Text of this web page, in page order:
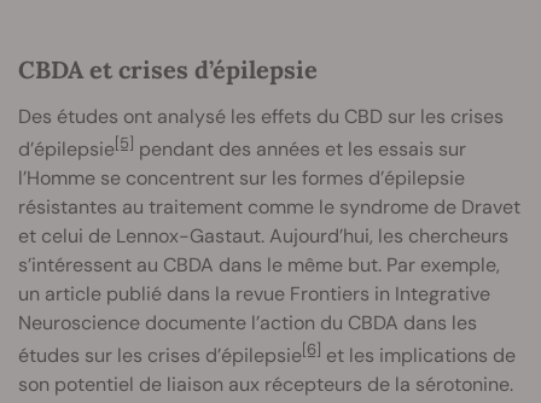
CBDA et crises d’épilepsie
Des études ont analysé les effets du CBD sur les crises
d’épilepsie[5] pendant des années et les essais sur
l’Homme se concentrent sur les formes d’épilepsie
résistantes au traitement comme le syndrome de Dravet
et celui de Lennox-Gastaut. Aujourd’hui, les chercheurs
s’intéressent au CBDA dans le même but. Par exemple,
un article publié dans la revue Frontiers in Integrative
Neuroscience documente l’action du CBDA dans les
études sur les crises d’épilepsie[6] et les implications de
son potentiel de liaison aux récepteurs de la sérotonine.